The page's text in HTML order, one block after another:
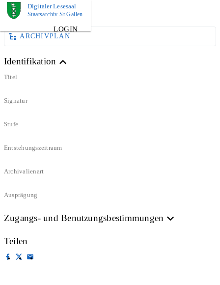
Digitaler Lesesaal
Staatsarchiv St.Gallen
LOGIN
DOKUMENT
ARCHIVPLAN
Identifikation
Titel
Signatur
Stufe
Entstehungszeitraum
Archivalienart
Ausprägung
Zugangs- und Benutzungsbestimmungen
Teilen